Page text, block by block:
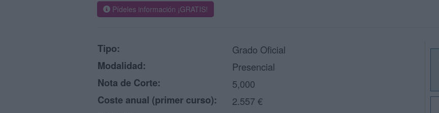
Pídeles información ¡GRATIS!
Tipo:
Grado Oficial
Modalidad:
Presencial
Nota de Corte:
5,000
Coste anual (primer curso):
2.557 €